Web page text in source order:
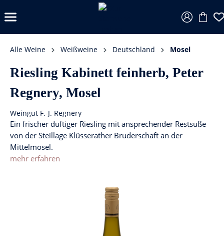
Alle Weine Weißweine Deutschland Mosel
Riesling Kabinett feinherb, Peter
Regnery, Mosel
Weingut F.-J. Regnery
Ein frischer duftiger Riesling mit ansprechender Restsüße
von der Steillage Klüsserather Bruderschaft an der
Mittelmosel.
mehr erfahren